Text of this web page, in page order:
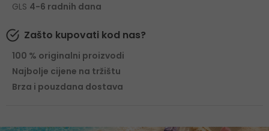
GLS 4-6 radnih dana
Zašto kupovati kod nas?
100 % originalni proizvodi
Najbolje cijene na tržištu
Brza i pouzdana dostava